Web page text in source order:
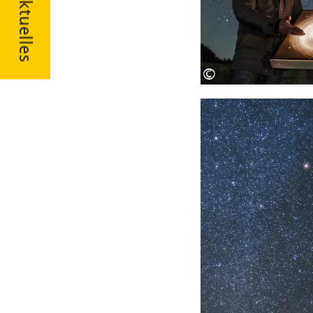
Aktuelles
©